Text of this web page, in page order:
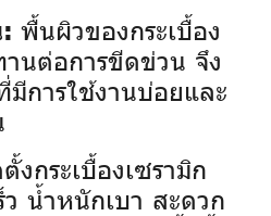
พื้นผิวของกระเบื้อง
นต่อการขีดข่วน จึง
การใช้งานบ่อยและ
งกระเบื้องเซรามิก
ว น้ำหนักเบา สะดวก